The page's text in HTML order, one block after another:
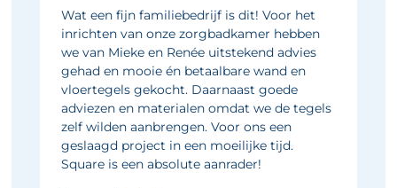
Wat een fijn familiebedrijf is dit! Voor het
inrichten van onze zorgbadkamer hebben
we van Mieke en Renée uitstekend advies
gehad en mooie én betaalbare wand en
vloertegels gekocht. Daarnaast goede
adviezen en materialen omdat we de tegels
zelf wilden aanbrengen. Voor ons een
geslaagd project in een moeilijke tijd.
Square is een absolute aanrader!